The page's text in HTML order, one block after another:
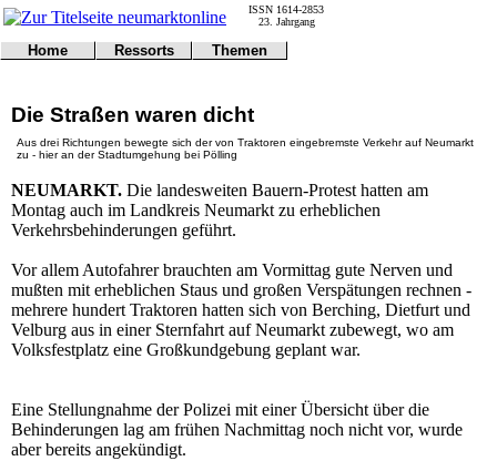
Die Straßen waren dicht
Aus drei Richtungen bewegte sich der von Traktoren eingebremste Verkehr auf Neumarkt
zu - hier an der Stadtumgehung bei Pölling
NEUMARKT. Die landesweiten Bauern-Protest hatten am
Montag auch im Landkreis Neumarkt zu erheblichen
Verkehrsbehinderungen geführt.
Vor allem Autofahrer brauchten am Vormittag gute Nerven und
mußten mit erheblichen Staus und großen Verspätungen rechnen -
mehrere hundert Traktoren hatten sich von Berching, Dietfurt und
Velburg aus in einer Sternfahrt auf Neumarkt zubewegt, wo am
Volksfestplatz eine Großkundgebung geplant war.
Eine Stellungnahme der Polizei mit einer Übersicht über die
Behinderungen lag am frühen Nachmittag noch nicht vor, wurde
aber bereits angekündigt.
ISSN 1614-2853
23. Jahrgang
Home
Notfall
Impressum
Ressorts
Wirtschaft
Sport
Polizei
Wetter
Leser
Themen
Gericht
Online
Gesundheit
Tipps
Statistiken
Freizeit
Leute
Tiere
Schule
Eilmeldungen